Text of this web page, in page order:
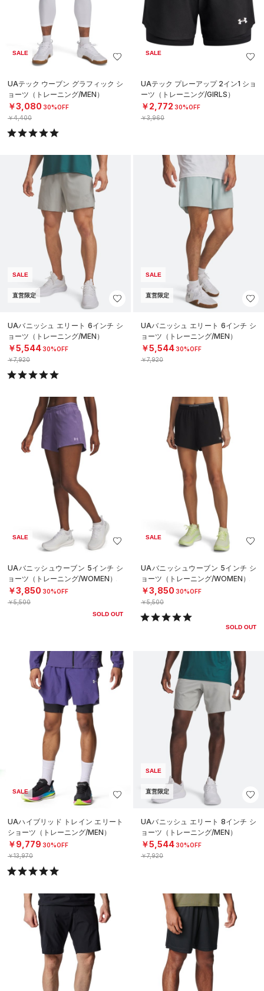
SALE
UAテック ウーブン グラフィック シ
ョーツ（トレーニング/MEN）
￥3,080 30%OFF
￥4,400
SALE
UAテック プレーアップ 2イン1 ショ
ーツ（トレーニング/GIRLS）
￥2,772 30%OFF
￥3,960
SALE
直営限定
UAバニッシュ エリート 6インチ シ
ョーツ（トレーニング/MEN）
￥5,54430%OFF
￥7,920
SALE
直営限定
UAバニッシュ エリート 6インチ シ
ョーツ（トレーニング/MEN）
￥5,54430%OFF
￥7,920
SALE
UAバニッシュウーブン 5インチ シ
ョーツ（トレーニング/WOMEN）
￥3,850 30%OFF
￥5,500
SOLD OUT
SALE
UAバニッシュウーブン 5インチ シ
ョーツ（トレーニング/WOMEN）
￥3,850 30%OFF
￥5,500
SOLD OUT
SALE
UAハイブリッド トレイン エリート
ショーツ（トレーニング/MEN）
￥9,779 30%OFF
￥13,970
SALE
直営限定
UAバニッシュ エリート 8インチ シ
ョーツ（トレーニング/MEN）
￥5,54430%OFF
￥7,920